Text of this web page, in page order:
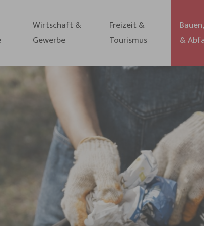
Wirtschaft &
Gewerbe
Freizeit &
Tourismus
&